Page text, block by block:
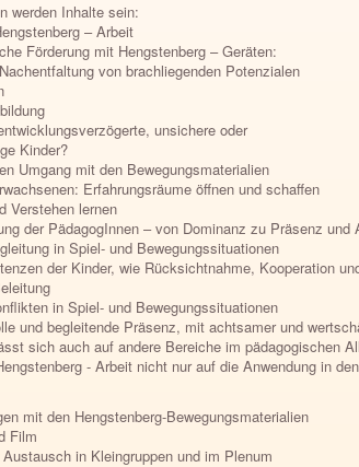
werden Inhalte sein:
– Arbeit
Förderung mit Hengstenberg – Geräten:
von brachliegenden Potenzialen
unsichere oder
Kinder?
Umgang mit den Bewegungsmaterialien
Erfahrungsräume öffnen und schaffen
Verstehen lernen
der PädagogInnen – von Dominanz zu Präsenz und
in Spiel- und Bewegungssituationen
der Kinder, wie Rücksichtnahme, Kooperation
in Spiel- und Bewegungssituationen
und begleitende Präsenz, mit achtsamer und
sich auch auf andere Bereiche im pädagogischen
- Arbeit nicht nur auf die Anwendung in
mit den Hengstenberg-Bewegungsmaterialien
Film
in Kleingruppen und im Plenum